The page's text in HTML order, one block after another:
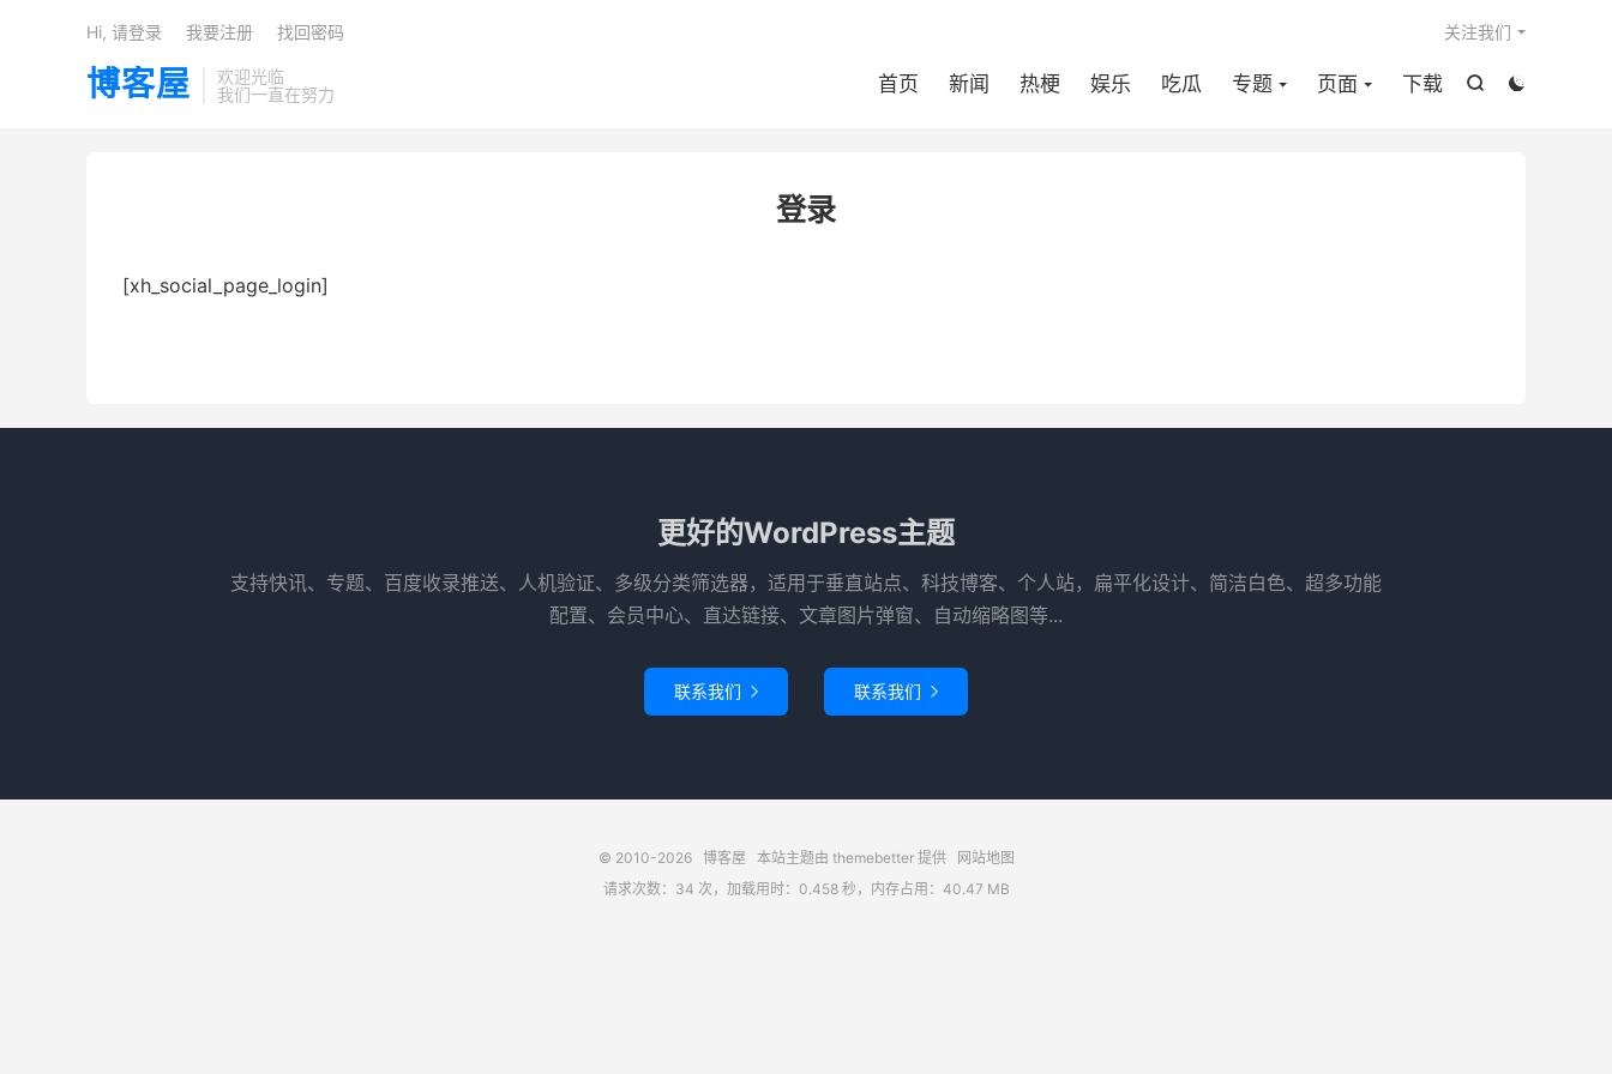
博客屋
欢迎光临
我们一直在努力


首页 新闻 热梗 娱乐 吃瓜 专题 页面 下载
关注我们
Hi, 请登录 我要注册 找回密码
登录
[xh_social_page_login]
更好的WordPress主题
支持快讯、专题、百度收录推送、人机验证、多级分类筛选器，适用于垂直站点、科技博客、个人站，扁平化设计、简洁白色、超多功能
配置、会员中心、直达链接、文章图片弹窗、自动缩略图等...
联系我们  联系我们 
© 2010-2026 博客屋 本站主题由 themebetter提供
网站地图
请求次数：34 次，加载用时：0.458 秒，内存占用：40.47 MB